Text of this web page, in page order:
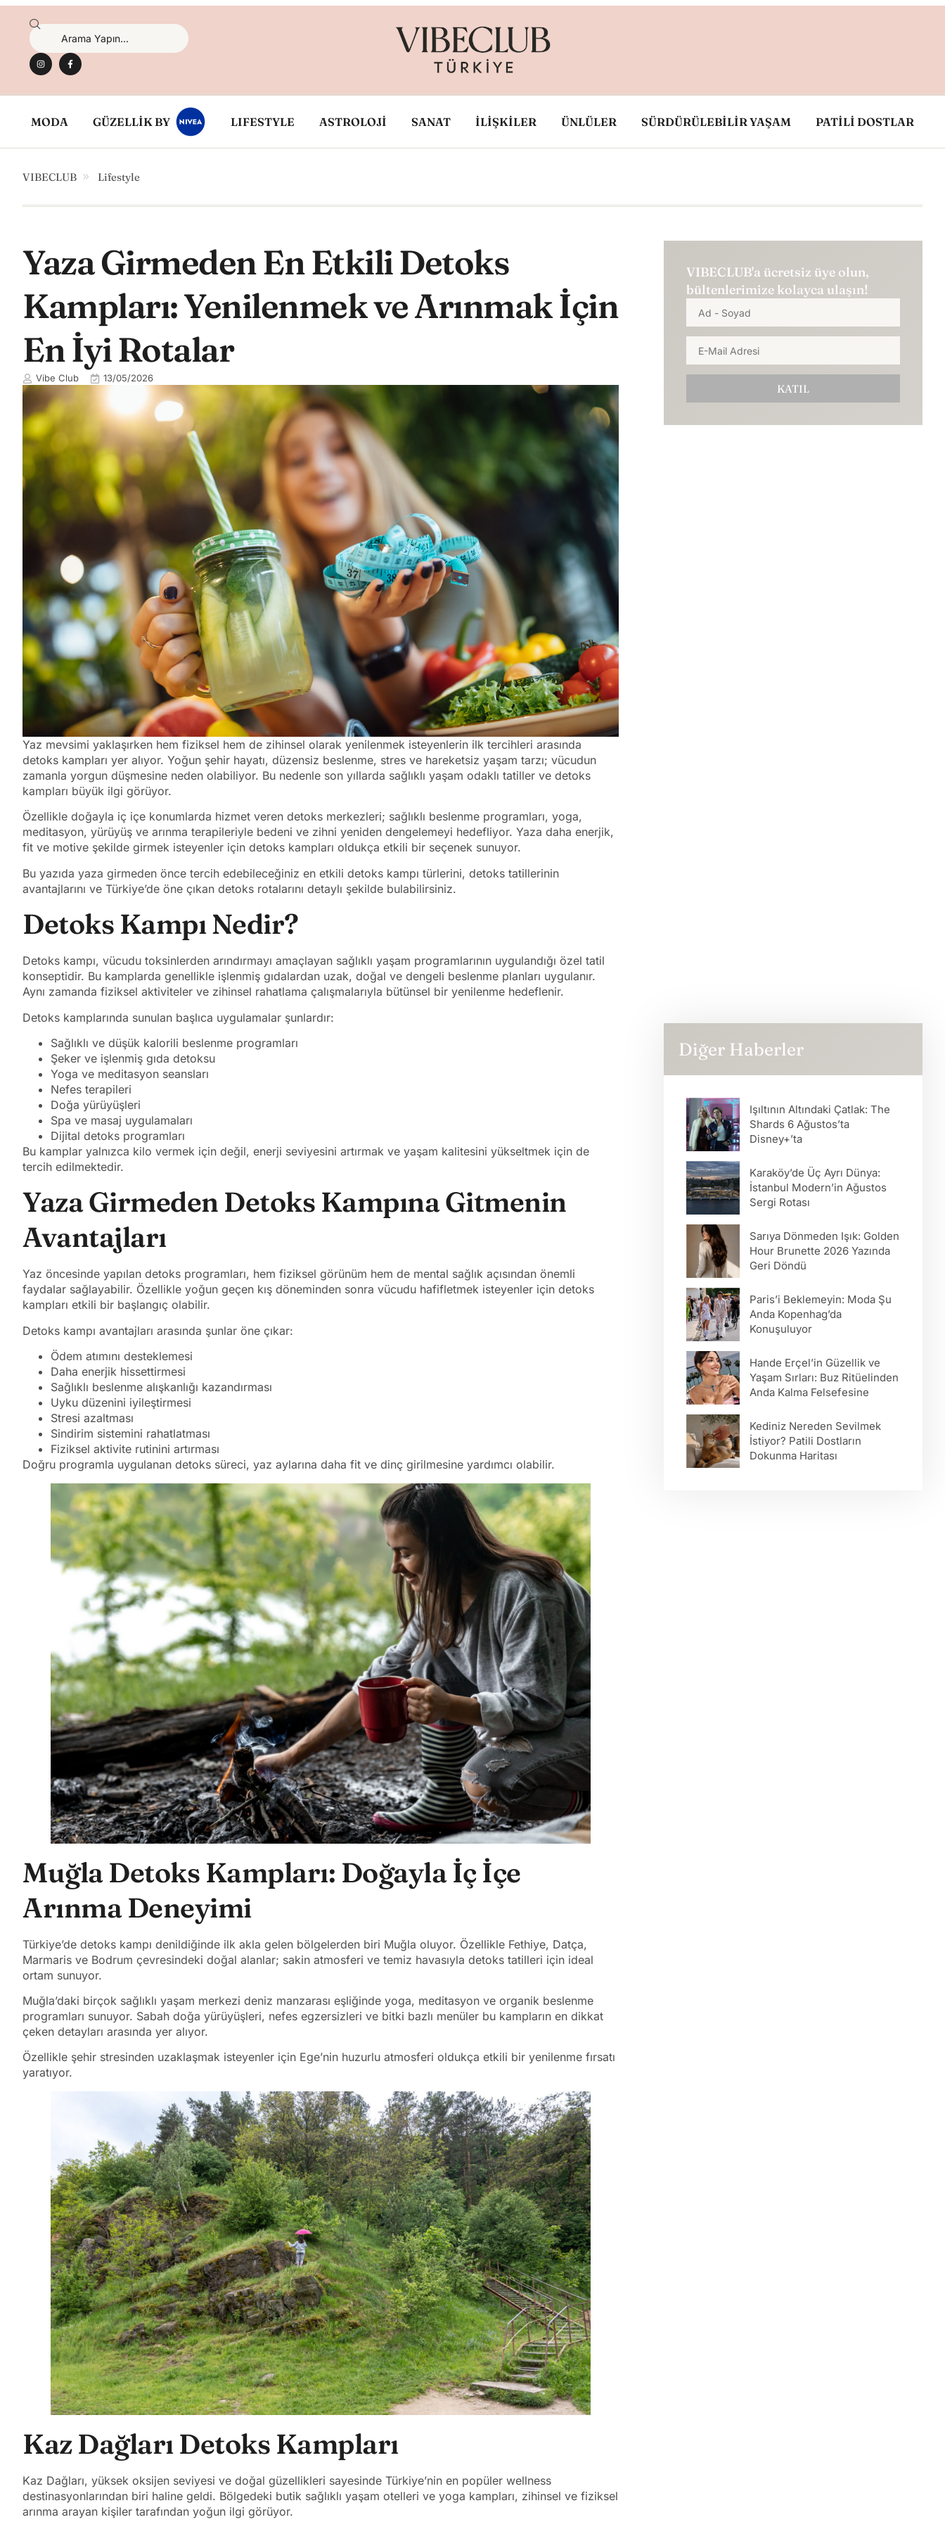
MODA GÜZELLİK BY LIFESTYLE ASTROLOJİ SANAT İLİŞKİLER ÜNLÜLER SÜRDÜRÜLEBİLİR YAŞAM PATİLİ DOSTLAR
VIBECLUB Lifestyle
Yaza Girmeden En Etkili Detoks
Kampları: Yenilenmek ve Arınmak İçin
En İyi Rotalar
Vibe Club 13/05/2026
Yaz mevsimi yaklaşırken hem fiziksel hem de zihinsel olarak yenilenmek isteyenlerin ilk tercihleri arasında
detoks kampları yer alıyor. Yoğun şehir hayatı, düzensiz beslenme, stres ve hareketsiz yaşam tarzı; vücudun
zamanla yorgun düşmesine neden olabiliyor. Bu nedenle son yıllarda sağlıklı yaşam odaklı tatiller ve detoks
kampları büyük ilgi görüyor.
Özellikle doğayla iç içe konumlarda hizmet veren detoks merkezleri; sağlıklı beslenme programları, yoga,
meditasyon, yürüyüş ve arınma terapileriyle bedeni ve zihni yeniden dengelemeyi hedefliyor. Yaza daha enerjik,
fit ve motive şekilde girmek isteyenler için detoks kampları oldukça etkili bir seçenek sunuyor.
Bu yazıda yaza girmeden önce tercih edebileceğiniz en etkili detoks kampı türlerini, detoks tatillerinin
avantajlarını ve Türkiye’de öne çıkan detoks rotalarını detaylı şekilde bulabilirsiniz.
Detoks Kampı Nedir?
Detoks kampı, vücudu toksinlerden arındırmayı amaçlayan sağlıklı yaşam programlarının uygulandığı özel tatil
konseptidir. Bu kamplarda genellikle işlenmiş gıdalardan uzak, doğal ve dengeli beslenme planları uygulanır.
Aynı zamanda fiziksel aktiviteler ve zihinsel rahatlama çalışmalarıyla bütünsel bir yenilenme hedeflenir.
Detoks kamplarında sunulan başlıca uygulamalar şunlardır:
Sağlıklı ve düşük kalorili beslenme programları
Şeker ve işlenmiş gıda detoksu
Yoga ve meditasyon seansları
Nefes terapileri
Doğa yürüyüşleri
Spa ve masaj uygulamaları
Dijital detoks programları
Bu kamplar yalnızca kilo vermek için değil, enerji seviyesini artırmak ve yaşam kalitesini yükseltmek için de
tercih edilmektedir.
Yaza Girmeden Detoks Kampına Gitmenin
Avantajları
Yaz öncesinde yapılan detoks programları, hem fiziksel görünüm hem de mental sağlık açısından önemli
faydalar sağlayabilir. Özellikle yoğun geçen kış döneminden sonra vücudu hafifletmek isteyenler için detoks
kampları etkili bir başlangıç olabilir.
Detoks kampı avantajları arasında şunlar öne çıkar:
Ödem atımını desteklemesi
Daha enerjik hissettirmesi
Sağlıklı beslenme alışkanlığı kazandırması
Uyku düzenini iyileştirmesi
Stresi azaltması
Sindirim sistemini rahatlatması
Fiziksel aktivite rutinini artırması
Doğru programla uygulanan detoks süreci, yaz aylarına daha fit ve dinç girilmesine yardımcı olabilir.
Muğla Detoks Kampları: Doğayla İç İçe
Arınma Deneyimi
Türkiye’de detoks kampı denildiğinde ilk akla gelen bölgelerden biri Muğla oluyor. Özellikle Fethiye, Datça,
Marmaris ve Bodrum çevresindeki doğal alanlar; sakin atmosferi ve temiz havasıyla detoks tatilleri için ideal
ortam sunuyor.
Muğla’daki birçok sağlıklı yaşam merkezi deniz manzarası eşliğinde yoga, meditasyon ve organik beslenme
programları sunuyor. Sabah doğa yürüyüşleri, nefes egzersizleri ve bitki bazlı menüler bu kampların en dikkat
çeken detayları arasında yer alıyor.
Özellikle şehir stresinden uzaklaşmak isteyenler için Ege’nin huzurlu atmosferi oldukça etkili bir yenilenme fırsatı
yaratıyor.
Kaz Dağları Detoks Kampları
Kaz Dağları, yüksek oksijen seviyesi ve doğal güzellikleri sayesinde Türkiye’nin en popüler wellness
destinasyonlarından biri haline geldi. Bölgedeki butik sağlıklı yaşam otelleri ve yoga kampları, zihinsel ve fiziksel
arınma arayan kişiler tarafından yoğun ilgi görüyor.
VIBECLUB'a ücretsiz üye olun,
bültenlerimize kolayca ulaşın!
KATIL
Diğer Haberler
Işıltının Altındaki Çatlak: The
Shards 6 Ağustos’ta
Disney+’ta
Karaköy’de Üç Ayrı Dünya:
İstanbul Modern’in Ağustos
Sergi Rotası
Sarıya Dönmeden Işık: Golden
Hour Brunette 2026 Yazında
Geri Döndü
Paris’i Beklemeyin: Moda Şu
Anda Kopenhag’da
Konuşuluyor
Hande Erçel’in Güzellik ve
Yaşam Sırları: Buz Ritüelinden
Anda Kalma Felsefesine
Kediniz Nereden Sevilmek
İstiyor? Patili Dostların
Dokunma Haritası